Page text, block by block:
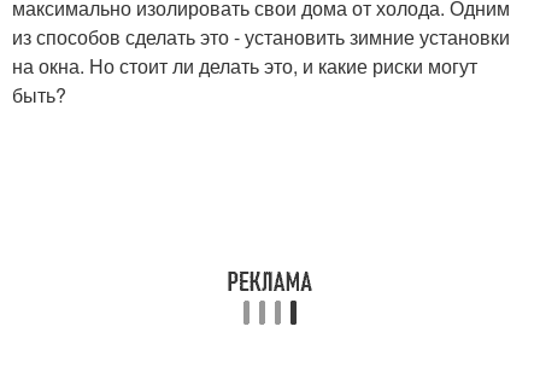
максимально изолировать свои дома от холода. Одним
из способов сделать это - установить зимние установки
на окна. Но стоит ли делать это, и какие риски могут
быть?